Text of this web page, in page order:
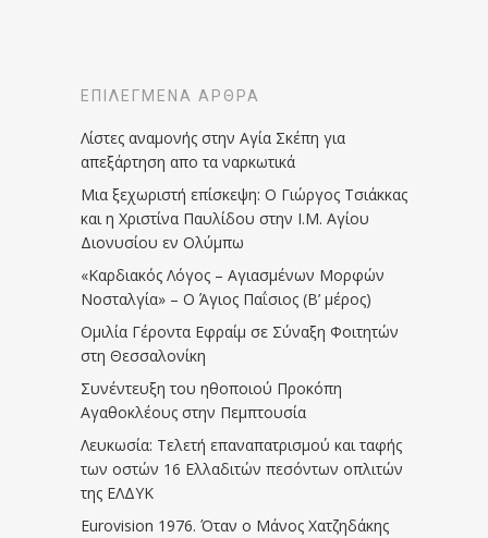
ΕΠΙΛΕΓΜΈΝΑ ΆΡΘΡΑ
Λίστες αναμονής στην Αγία Σκέπη για
απεξάρτηση απο τα ναρκωτικά
Μια ξεχωριστή επίσκεψη: Ο Γιώργος Τσιάκκας
και η Χριστίνα Παυλίδου στην Ι.Μ. Αγίου
Διονυσίου εν Ολύμπω
«Καρδιακός Λόγος – Αγιασμένων Μορφών
Νοσταλγία» – Ο Άγιος Παΐσιος (Β’ μέρος)
Ομιλία Γέροντα Εφραίμ σε Σύναξη Φοιτητών
στη Θεσσαλονίκη
Συνέντευξη του ηθοποιού Προκόπη
Αγαθοκλέους στην Πεμπτουσία
Λευκωσία: Τελετή επαναπατρισμού και ταφής
των οστών 16 Ελλαδιτών πεσόντων οπλιτών
της ΕΛΔΥΚ
Eurovision 1976. Όταν ο Μάνος Χατζηδάκης